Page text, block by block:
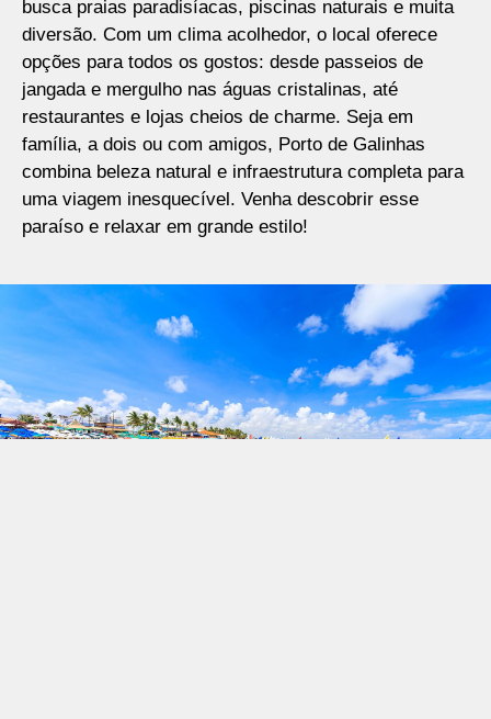
busca praias paradisíacas, piscinas naturais e muita
diversão. Com um clima acolhedor, o local oferece
opções para todos os gostos: desde passeios de
jangada e mergulho nas águas cristalinas, até
restaurantes e lojas cheios de charme. Seja em
família, a dois ou com amigos, Porto de Galinhas
combina beleza natural e infraestrutura completa para
uma viagem inesquecível. Venha descobrir esse
paraíso e relaxar em grande estilo!